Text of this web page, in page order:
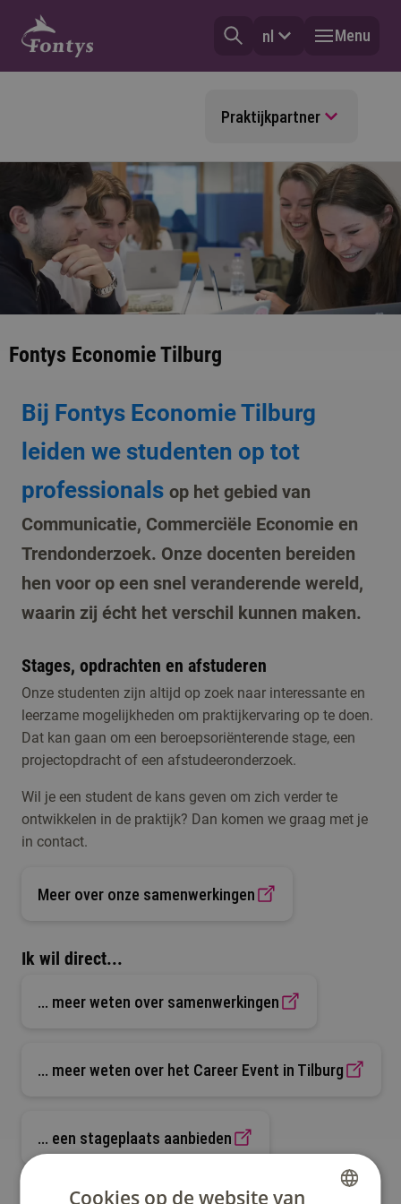
nl Menu
Praktijkpartner
Fontys Economie Tilburg
Bij Fontys Economie Tilburg
leiden we studenten op tot
professionals op het gebied van
Communicatie, Commerciële Economie en
Trendonderzoek. Onze docenten bereiden
hen voor op een snel veranderende wereld,
waarin zij écht het verschil kunnen maken.
Stages, opdrachten en afstuderen
Onze studenten zijn altijd op zoek naar interessante en
leerzame mogelijkheden om praktijkervaring op te doen.
Dat kan gaan om een beroepsoriënterende stage, een
projectopdracht of een afstudeeronderzoek.
Wil je een student de kans geven om zich verder te
ontwikkelen in de praktijk? Dan komen we graag met je
in contact.
Meer over onze samenwerkingen
Ik wil direct...
... meer weten over samenwerkingen
... meer weten over het Career Event in Tilburg
... een stageplaats aanbieden
Cookies op de website van